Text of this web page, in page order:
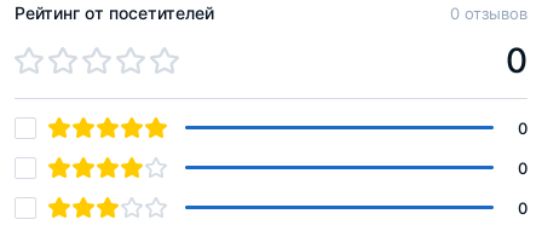
Рейтинг от посетителей 0 отзывов
0
0
0
0